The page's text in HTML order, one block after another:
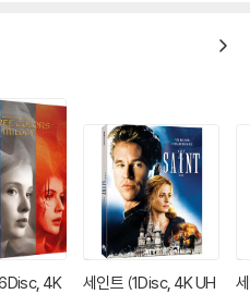
의 문제로 정상적인 디스크도 재
전용 플레이어 사용을 권장드리
우 교환 시에도 동일한 오류가 발
인쇄 면이 깨끗하지 않은 경우가
생에 이상이 있는 경우에는 불량으
4K
세인트 (1Disc, 4K UH